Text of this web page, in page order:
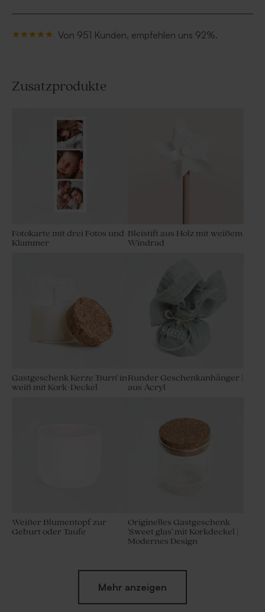
Von 951 Kunden, empfehlen uns 92%.
Zusatzprodukte
Fotokarte mit drei Fotos und
Klammer
Bleistift aus Holz mit weißem
Windrad
Gastgeschenk Kerze 'Burn' in
weiß mit Kork-Deckel
Runder Geschenkanhänger |
aus Acryl
Weißer Blumentopf zur
Geburt oder Taufe
Originelles Gastgeschenk
'Sweet glas' mit Korkdeckel |
Modernes Design
Mehr anzeigen